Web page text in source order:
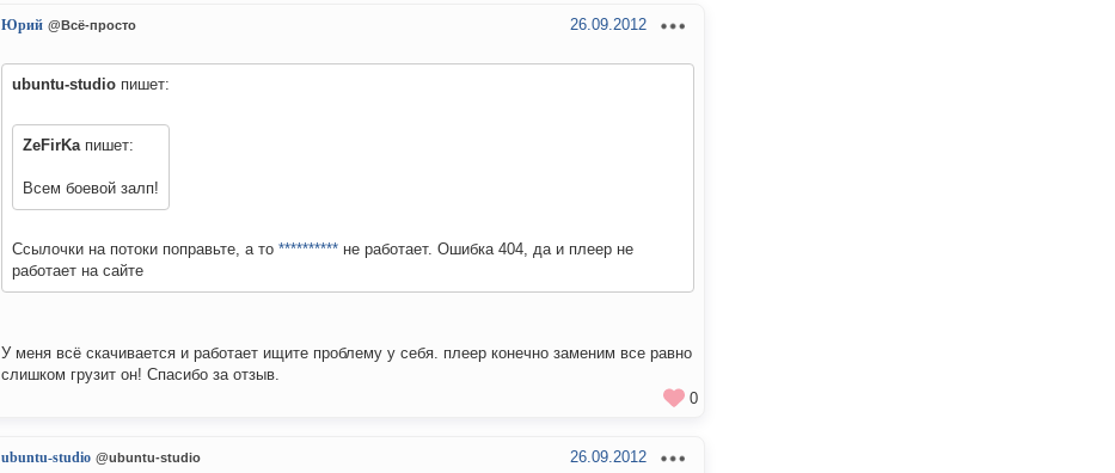
Юрий @Всё-просто 26.09.2012
ubuntu-studio пишет:
ZeFirKaпишет:
Всем боевой залп!
Ссылочки на потоки поправьте, а то ********** не работает. Ошибка 404, да и плеер не
работает на сайте
У меня всё скачивается и работает ищите проблему у себя. плеер конечно заменим все равно
слишком грузит он! Спасибо за отзыв.
0
ubuntu-studio @ubuntu-studio 26.09.2012